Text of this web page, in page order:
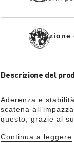
Tradizione
Descrizione del
Aderenza e
scatena
questo, grazie al
delicato sulla
Continua a leggere